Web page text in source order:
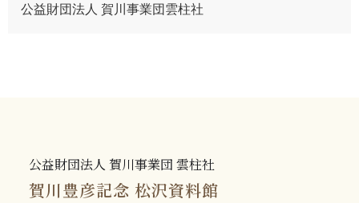
公益財団法人 賀川事業団雲柱社
公益財団法人 賀川事業団 雲柱社
賀川豊彦記念 松沢資料館